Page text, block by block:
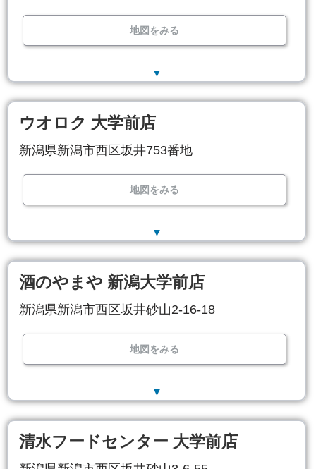
地図をみる
▼
ウオロク 大学前店
新潟県新潟市西区坂井753番地
地図をみる
▼
酒のやまや 新潟大学前店
新潟県新潟市西区坂井砂山2-16-18
地図をみる
▼
清水フードセンター 大学前店